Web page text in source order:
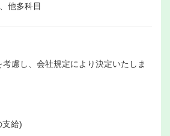
他多科目
慮し、会社規定により決定いたしま
支給)